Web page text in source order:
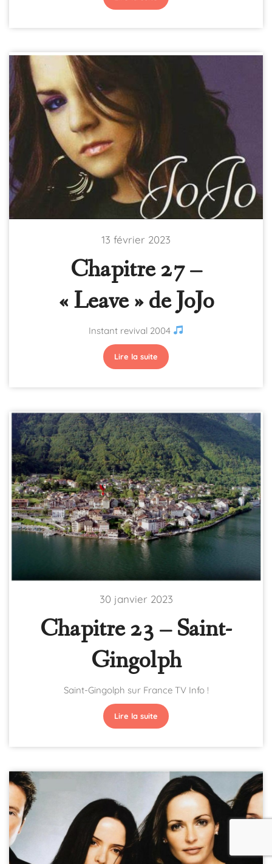
13 février 2023
Chapitre 27 –
« Leave » de JoJo
Instant revival 2004
Lire la suite
30 janvier 2023
Chapitre 23 – Saint-
Gingolph
Saint-Gingolph sur France TV Info !
Lire la suite